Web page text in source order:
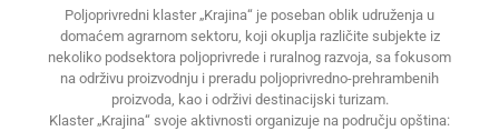
Poljoprivredni klaster „Krajina“ je poseban oblik udruženja u
domaćem agrarnom sektoru, koji okuplja različite subjekte iz
nekoliko podsektora poljoprivrede i ruralnog razvoja, sa fokusom
na održivu proizvodnju i preradu poljoprivredno-prehrambenih
proizvoda, kao i održivi destinacijski turizam.
Klaster „Krajina“ svoje aktivnosti organizuje na području opština: